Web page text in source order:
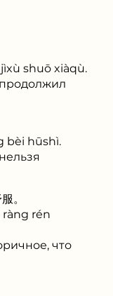
shuō xiàqù.
bèi hūshì.
。
rén
что